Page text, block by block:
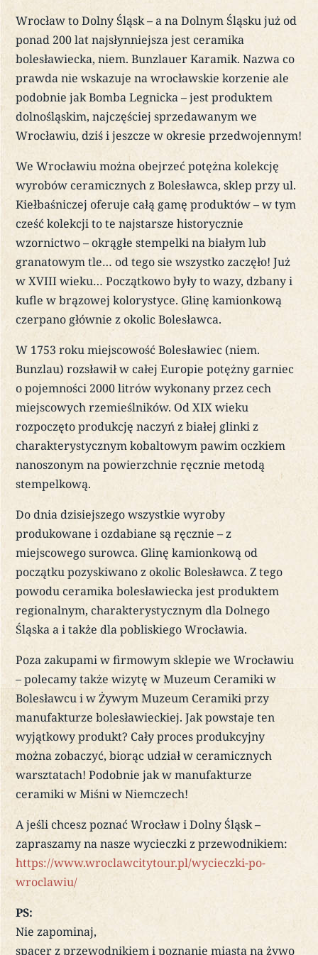
Wrocław to Dolny Śląsk – a na Dolnym Śląsku już od
ponad 200 lat najsłynniejsza jest ceramika
bolesławiecka, niem. Bunzlauer Karamik. Nazwa co
prawda nie wskazuje na wrocławskie korzenie ale
podobnie jak Bomba Legnicka – jest produktem
dolnośląskim, najczęściej sprzedawanym we
Wrocławiu, dziś i jeszcze w okresie przedwojennym!
We Wrocławiu można obejrzeć potężna kolekcję
wyrobów ceramicznych z Bolesławca, sklep przy ul.
Kiełbaśniczej oferuje całą gamę produktów – w tym
cześć kolekcji to te najstarsze historycznie
wzornictwo – okrągłe stempelki na białym lub
granatowym tle… od tego sie wszystko zaczęło! Już
w XVIII wieku… Początkowo były to wazy, dzbany i
kufle w brązowej kolorystyce. Glinę kamionkową
czerpano głównie z okolic Bolesławca.
W 1753 roku miejscowość Bolesławiec (niem.
Bunzlau) rozsławił w całej Europie potężny garniec
o pojemności 2000 litrów wykonany przez cech
miejscowych rzemieślników. Od XIX wieku
rozpoczęto produkcję naczyń z białej glinki z
charakterystycznym kobaltowym pawim oczkiem
nanoszonym na powierzchnie ręcznie metodą
stempelkową.
Do dnia dzisiejszego wszystkie wyroby
produkowane i ozdabiane są ręcznie – z
miejscowego surowca. Glinę kamionkową od
początku pozyskiwano z okolic Bolesławca. Z tego
powodu ceramika bolesławiecka jest produktem
regionalnym, charakterystycznym dla Dolnego
Śląska a i także dla pobliskiego Wrocławia.
Poza zakupami w firmowym sklepie we Wrocławiu
– polecamy także wizytę w Muzeum Ceramiki w
Bolesławcu i w Żywym Muzeum Ceramiki przy
manufakturze bolesławieckiej. Jak powstaje ten
wyjątkowy produkt? Cały proces produkcyjny
można zobaczyć, biorąc udział w ceramicznych
warsztatach! Podobnie jak w manufakturze
ceramiki w Miśni w Niemczech!
A jeśli chcesz poznać Wrocław i Dolny Śląsk –
zapraszamy na nasze wycieczki z przewodnikiem:
https://www.wroclawcitytour.pl/wycieczki-po-
wroclawiu/
PS:
Nie zapominaj,
spacer z przewodnikiem i poznanie miasta na żywo